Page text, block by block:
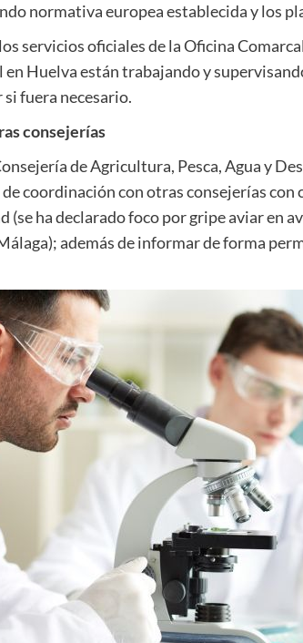
normativa europea establecida y los
servicios oficiales de la Oficina
Huelva están trabajando y
fuera necesario.
consejerías
de Agricultura, Pesca, Agua y
coordinación con otras consejerías
(se ha declarado foco por gripe aviar en
además de informar de forma